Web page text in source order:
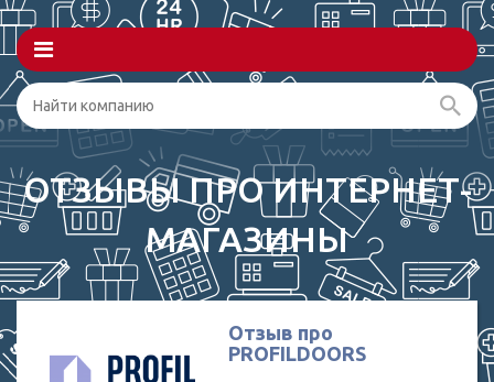
ОТЗЫВЫ ПРО ИНТЕРНЕТ-
МАГАЗИНЫ
Отзыв про
PROFILDOORS